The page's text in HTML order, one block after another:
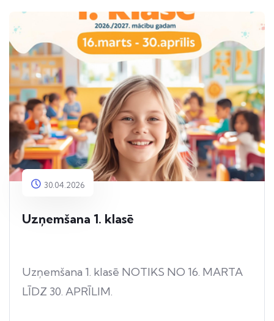
30.04.2026
Uzņemšana 1. klasē
Uzņemšana 1. klasē NOTIKS NO 16. MARTA
LĪDZ 30. APRĪLIM.